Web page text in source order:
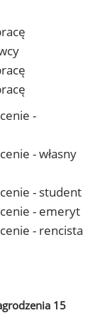
-
- własny
- student
- emeryt
- rencista
15